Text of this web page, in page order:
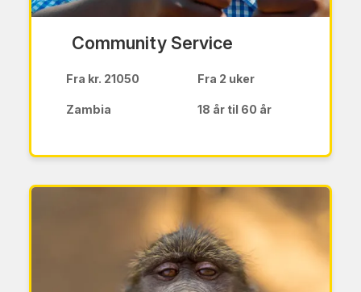
Community Service
Fra kr. 21050 Fra 2 uker
Zambia 18 år til 60 år